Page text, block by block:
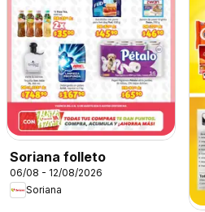
Soriana folleto
06/08 - 12/08/2026
Soriana